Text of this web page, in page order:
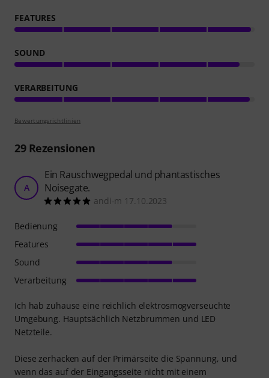
FEATURES
SOUND
VERARBEITUNG
Bewertungsrichtlinien
29Rezensionen
A
Ein Rauschwegpedal und phantastisches
Noisegate.
andi-m 17.10.2023
Ich hab zuhause eine reichlich elektrosmogverseuchte
Umgebung. Hauptsächlich Netzbrummen und LED
Netzteile.
Diese zerhacken auf der Primärseite die Spannung, und
wenn das auf der Eingangsseite nicht mit einem
Bedienung
Features
Sound
Verarbeitung